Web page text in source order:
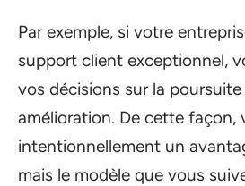
Par exemple, si votre
support client exceptionnel,
vos décisions sur la
amélioration. De cette façon,
intentionnellement un
mais le modèle que vous